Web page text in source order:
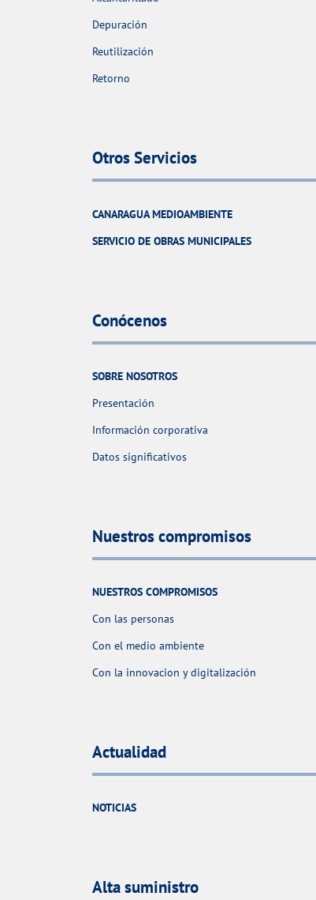
Depuración
Reutilización
Retorno
Otros Servicios
CANARAGUA MEDIOAMBIENTE
SERVICIO DE OBRAS MUNICIPALES
Conócenos
SOBRE NOSOTROS
Presentación
Información corporativa
Datos significativos
Nuestros compromisos
NUESTROS COMPROMISOS
Con las personas
Con el medio ambiente
Con la innovacion y digitalización
Actualidad
NOTICIAS
Alta suministro